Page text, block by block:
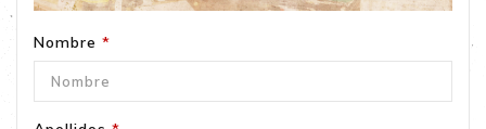
Nombre *